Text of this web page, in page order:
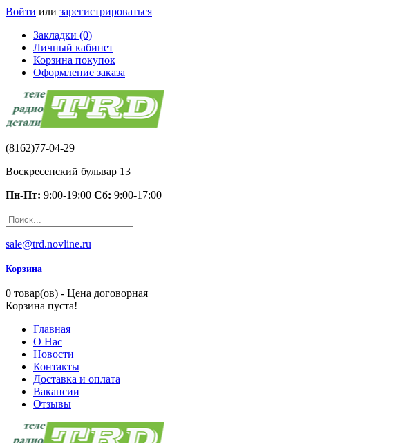
Войти или зарегистрироваться
Закладки (0)
Личный кабинет
Корзина покупок
Оформление заказа
(8162)77-04-29
Воскресенский бульвар 13
Пн-Пт: 9:00-19:00 Сб: 9:00-17:00
sale@trd.novline.ru
Корзина
0 товар(ов) - Цена договорная
Корзина пуста!
Главная
О Нас
Новости
Контакты
Доставка и оплата
Вакансии
Отзывы